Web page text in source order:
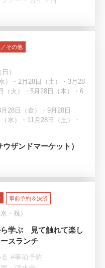
その他
）
）・2月28日（土）・3月28
（火）・5月28日（木）・6
28日（金）・9月28日
（水）・11月28日（土）・
ザンドマーケット）
事前予約＆決済
・祝）
学ぶ 見て触れて楽し
スランチ
#事前予約